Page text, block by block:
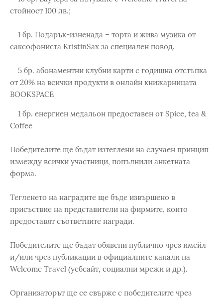
стойност 100 лв.;
1 бр. Подарък-изненада – торта и жива музика от
саксофониста KristinSax за специален повод.
5 бр. абонаментни клубни карти с годишна отстъпка
от 20% на всички продукти в онлайн книжарницата
BOOKSPACE
1 бр. енергиен медальон предоставен от Spice, tea &
Coffee
Победителите ще бъдат изтеглени на случаен принцип
измежду всички участници, попълнили анкетната
форма.
Тегленето на наградите ще бъде извършено в
присъствие на представители на фирмите, които
предоставят съответните награди.
Победителите ще бъдат обявени публично чрез имейл
и/или чрез публикации в официалните канали на
Welcome Travel (уебсайт, социални мрежи и др.).
Организаторът ще се свърже с победителите чрез